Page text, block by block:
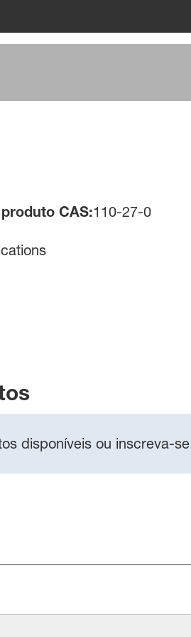
CAS:110-27-0
disponíveis ou inscreva-se